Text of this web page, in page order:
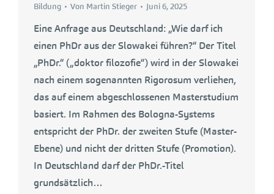
Bildung Von Martin Stieger Juni 6, 2025
Eine Anfrage aus Deutschland: „Wie darf ich
einen PhDr aus der Slowakei führen?“ Der Titel
„PhDr.“ („doktor filozofie“) wird in der Slowakei
nach einem sogenannten Rigorosum verliehen,
das auf einem abgeschlossenen Masterstudium
basiert. Im Rahmen des Bologna-Systems
entspricht der PhDr. der zweiten Stufe (Master-
Ebene) und nicht der dritten Stufe (Promotion).
In Deutschland darf der PhDr.-Titel
grundsätzlich…